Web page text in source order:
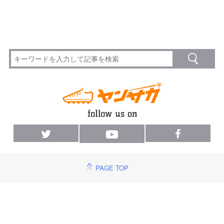
PAGE TOP